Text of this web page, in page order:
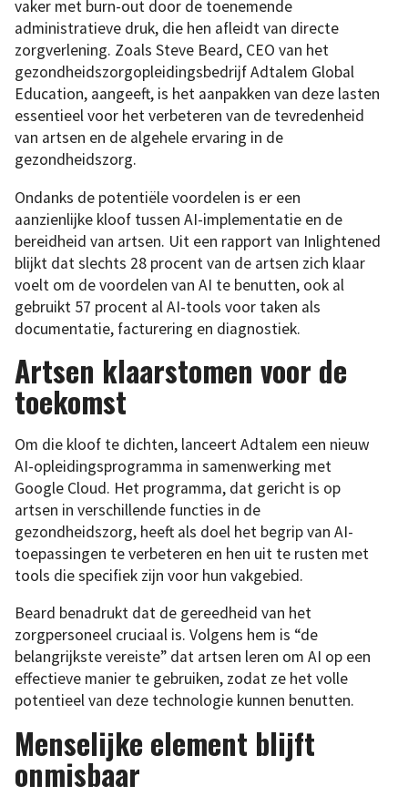
vaker met burn-out door de toenemende
administratieve druk, die hen afleidt van directe
zorgverlening. Zoals Steve Beard, CEO van het
gezondheidszorgopleidingsbedrijf Adtalem Global
Education, aangeeft, is het aanpakken van deze lasten
essentieel voor het verbeteren van de tevredenheid
van artsen en de algehele ervaring in de
gezondheidszorg.
Ondanks de potentiële voordelen is er een
aanzienlijke kloof tussen AI-implementatie en de
bereidheid van artsen. Uit een rapport van Inlightened
blijkt dat slechts 28 procent van de artsen zich klaar
voelt om de voordelen van AI te benutten, ook al
gebruikt 57 procent al AI-tools voor taken als
documentatie, facturering en diagnostiek.
Artsen klaarstomen voor de
toekomst
Om die kloof te dichten, lanceert Adtalem een nieuw
AI-opleidingsprogramma in samenwerking met
Google Cloud. Het programma, dat gericht is op
artsen in verschillende functies in de
gezondheidszorg, heeft als doel het begrip van AI-
toepassingen te verbeteren en hen uit te rusten met
tools die specifiek zijn voor hun vakgebied.
Beard benadrukt dat de gereedheid van het
zorgpersoneel cruciaal is. Volgens hem is “de
belangrijkste vereiste” dat artsen leren om AI op een
effectieve manier te gebruiken, zodat ze het volle
potentieel van deze technologie kunnen benutten.
Menselijke element blijft
onmisbaar